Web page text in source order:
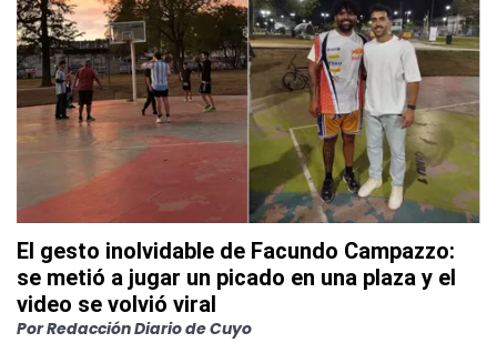
El gesto inolvidable de Facundo Campazzo:
se metió a jugar un picado en una plaza y el
video se volvió viral
PorRedacción Diario de Cuyo